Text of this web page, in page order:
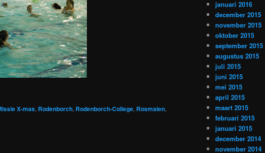
X-mas, Rodenborch, Rodenborch-College, Rosmalen,
januari 2016
december 2015
november 2015
oktober 2015
september 2015
augustus 2015
juli 2015
juni 2015
mei 2015
april 2015
maart 2015
februari 2015
januari 2015
december 2014
november 2014